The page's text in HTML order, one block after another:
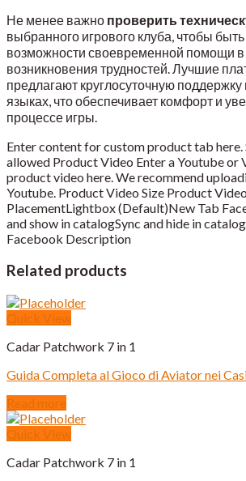
Не менее важно проверить
выбранного игрового клуба, чтобы
возможности своевременной помощи в
возникновения трудностей. Лучшие
предлагают круглосуточную
языках, что обеспечивает комфорт и
процессе игры.
Enter content for custom product tab here.
allowed Product Video Enter a Youtube or
product video here. We recommend
Youtube. Product Video Size Product Video
PlacementLightbox (Default)New Tab
and show in catalogSync and hide in
Facebook Description
Related products
Quick View
Cadar Patchwork 7 in 1
Guida Completa al Gioco di Aviator nei
Read more
Quick View
Cadar Patchwork 7 in 1